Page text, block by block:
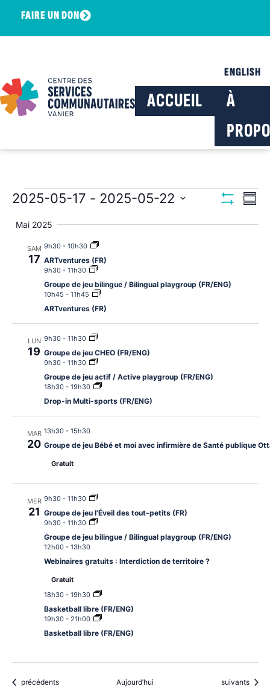
FAIRE UN DON
ENGLISH
ACCUEIL
À
parde
2025-05-17 - 2025-05-22
la
date
Mai 2025
SAM
17
9h30- 10h30
ARTventures (FR)
9h30- 11h30
Groupe de jeu bilingue / Bilingual playgroup (FR/ENG)
10h45 - 11h45
ARTventures (FR)
LUN
19
9h30- 11h30
Groupe de jeu CHEO (FR/ENG)
9h30- 11h30
Groupe de jeu actif / Active playgroup (FR/ENG)
18h30- 19h30
Drop-in Multi-sports (FR/ENG)
MAR
20
13h30- 15h30
Groupe de jeu Bébé et moi avec infirmière de Santé publique
Gratuit
MER
21
9h30- 11h30
Groupe de jeu l’Éveil des tout-petits (FR)
9h30- 11h30
Groupe de jeu bilingue / Bilingual playgroup (FR/ENG)
12h00- 13h30
Webinaires gratuits : Interdiction de territoire ?
Gratuit
18h30- 19h30
Basketball libre (FR/ENG)
19h30- 21h00
Basketball libre (FR/ENG)
Évènements
précédents Aujourd’hui Évènements
suivants